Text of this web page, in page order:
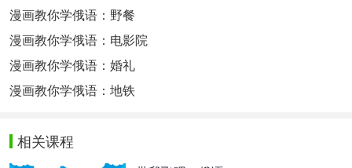
漫画教你学俄语：野餐
漫画教你学俄语：电影院
漫画教你学俄语：婚礼
漫画教你学俄语：地铁
相关课程